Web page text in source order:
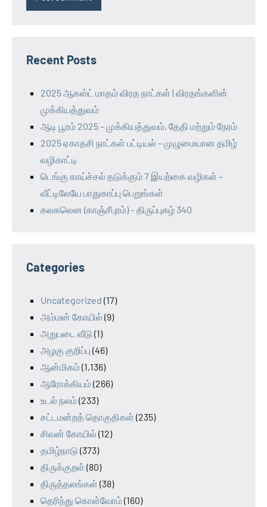
Recent Posts
2025 ஆகஸ்ட் மாதம் விரத நாட்கள் | விரதங்களின்
முக்கியத்துவம்
ஆடி பூரம் 2025 – முக்கியத்துவம், தேதி மற்றும் நேரம்
2025 ஏகாதசி நாட்கள் பட்டியல் – முழுமையான தமிழ்
வழிகாட்டி
டெங்கு காய்ச்சல் தடுக்கும் 7 இயற்கை வழிகள் –
வீட்டிலேயே பாதுகாப்பு பெறுங்கள்
கலகலென (காஞ்சீபுரம்) – திருப்புகழ் 340
Categories
Uncategorized (17)
அம்மன் கோயில் (9)
அறுபடை வீடு (1)
அழகு குறிப்பு (46)
ஆன்மிகம்(1,136)
ஆரோக்கியம்(266)
உடல் நலம்(233)
சட்டமன்றத் தொகுதிகள் (235)
சிவன் கோயில் (12)
தமிழ்நாடு (373)
திருக்குறள் (80)
திருத்தலங்கள் (38)
தெரிந்து கொள்வோம்(160)